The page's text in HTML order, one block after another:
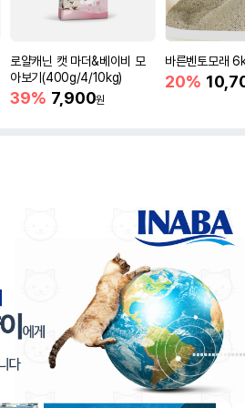
로얄캐닌 캣 마더&베이비 모
아보기(400g/4/10kg)
39% 7,900원
바른벤토모래
20%